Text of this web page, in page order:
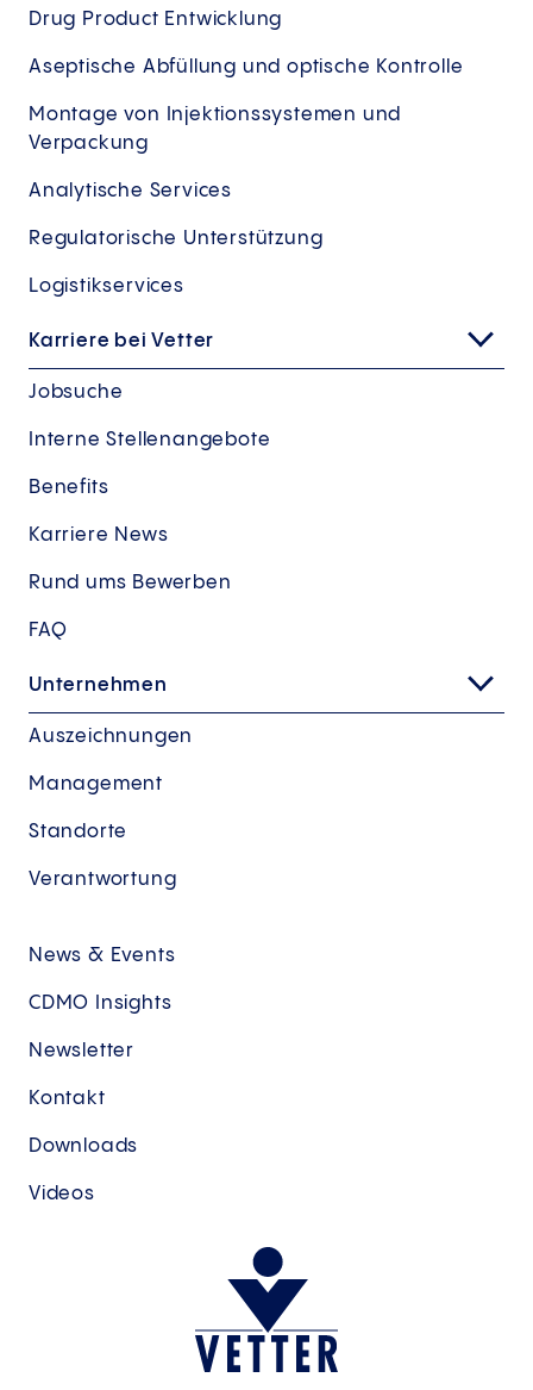
Drug Product Entwicklung
Aseptische Abfüllung und optische Kontrolle
Montage von Injektionssystemen und
Verpackung
Analytische Services
Regulatorische Unterstützung
Logistikservices
Karriere bei Vetter
Jobsuche
Interne Stellenangebote
Benefits
Karriere News
Rund ums Bewerben
FAQ
Unternehmen
Auszeichnungen
Management
Standorte
Verantwortung
News & Events
CDMO Insights
Newsletter
Kontakt
Downloads
Videos